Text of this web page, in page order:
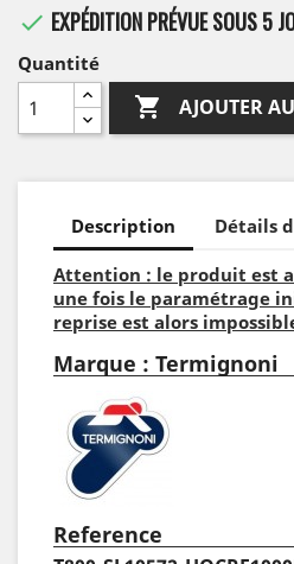
 EXPÉDITION PRÉVUE SOUS 5
Quantité
 AJOUTER
Description Détails
Attention : le produit est
une fois le paramétrage
reprise est alors
Marque : Termignoni
Reference